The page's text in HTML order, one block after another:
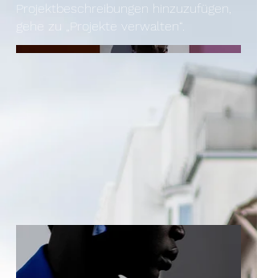
Projektbeschreibungen hinzuzufügen,
gehe zu „Projekte verwalten“.